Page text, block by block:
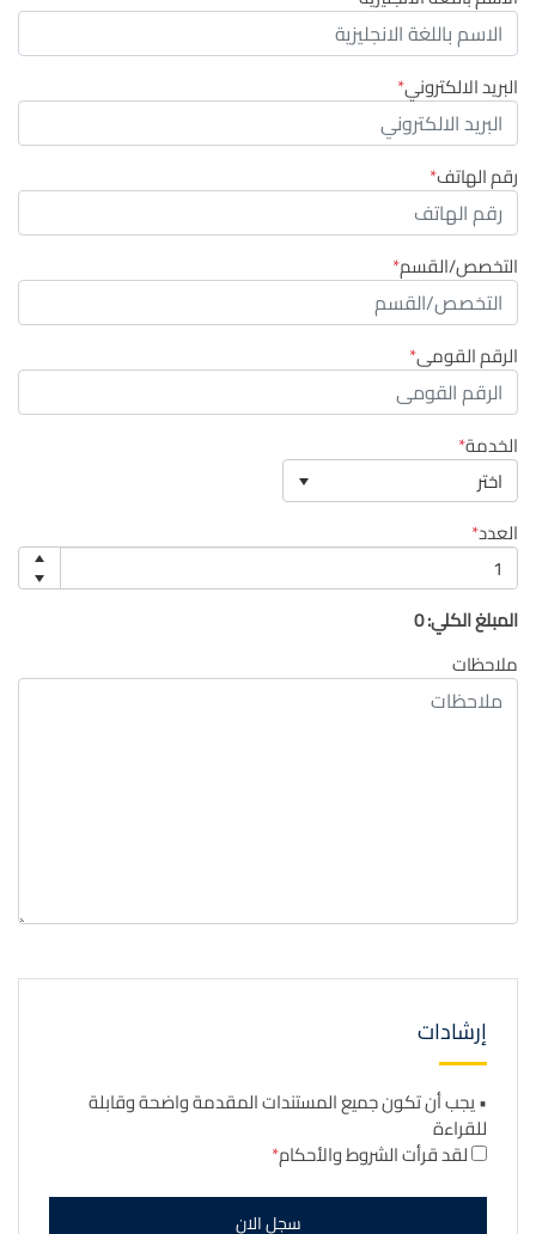
البريد الالكتروني
رقم الهاتف
التخصص/القسم
الرقم القومى
الخدمة
اختر
العدد
المبلغ الكلي:0
ملاحظات
إرشادات
• يجب أن تكون جميع المستندات المقدمة واضحة وقابلة
للقراءة
لقد قرأت الشروط والأحكام
سجل الان